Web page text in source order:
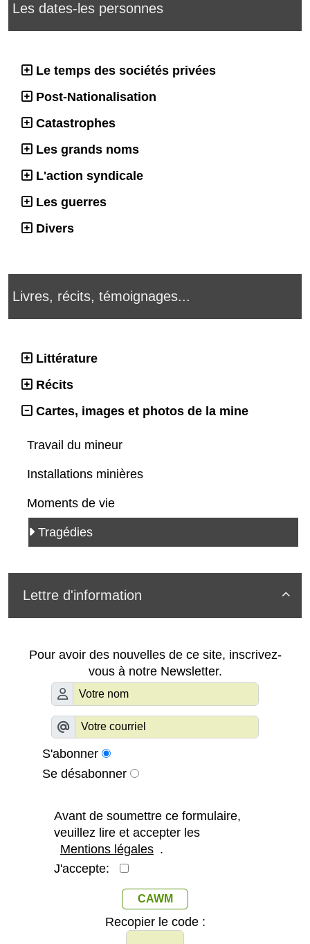
Les dates-les personnes
Le temps des sociétés privées
Post-Nationalisation
Catastrophes
Les grands noms
L'action syndicale
Les guerres
Divers
Livres, récits, témoignages...
Littérature
Récits
Cartes, images et photos de la mine
Travail du mineur
Installations minières
Moments de vie
Tragédies

Lettre d'information
Pour avoir des nouvelles de ce site, inscrivez-
vous à notre Newsletter.
S'abonner
Se désabonner
Avant de soumettre ce formulaire,
veuillez lire et accepter les
Mentions légales .
J'accepte:
CAWM
Recopier le code :